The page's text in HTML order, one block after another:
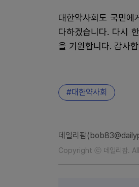
대한약사회도 국민
다하겠습니다. 다시
을 기원합니다. 감사
대한약사회
데일리팜
Copyright ⓒ 데일리팜.